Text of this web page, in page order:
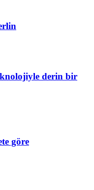
derin bir
göre